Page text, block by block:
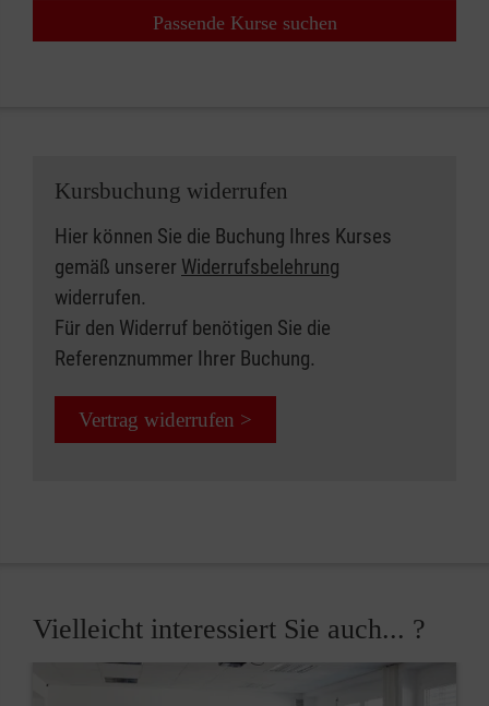
Passende Kurse suchen
Kursbuchung widerrufen
Hier können Sie die Buchung Ihres Kurses
gemäß unserer Widerrufsbelehrung
widerrufen.
Für den Widerruf benötigen Sie die
Referenznummer Ihrer Buchung.
Vertrag widerrufen >
Vielleicht interessiert Sie auch... ?